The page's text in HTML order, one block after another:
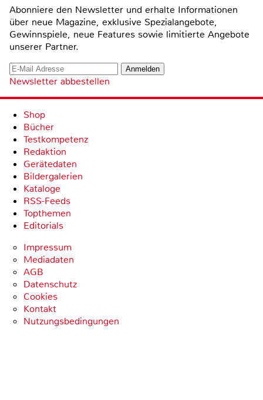
Abonniere den Newsletter und erhalte Informationen
über neue Magazine, exklusive Spezialangebote,
Gewinnspiele, neue Features sowie limitierte Angebote
unserer Partner.
Newsletter abbestellen
Shop
Bücher
Testkompetenz
Redaktion
Gerätedaten
Bildergalerien
Kataloge
RSS-Feeds
Topthemen
Editorials
Impressum
Mediadaten
AGB
Datenschutz
Cookies
Kontakt
Nutzungsbedingungen